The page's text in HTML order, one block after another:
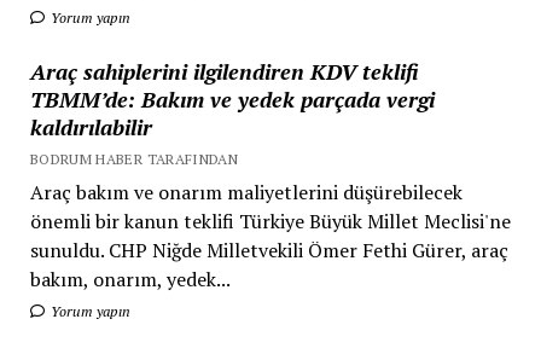
Yorum yapın
Araç sahiplerini ilgilendiren KDV teklifi
TBMM’de: Bakım ve yedek parçada vergi
kaldırılabilir
BODRUM HABER TARAFINDAN
Araç bakım ve onarım maliyetlerini düşürebilecek
önemli bir kanun teklifi Türkiye Büyük Millet Meclisi'ne
sunuldu. CHP Niğde Milletvekili Ömer Fethi Gürer, araç
bakım, onarım, yedek...
Yorum yapın